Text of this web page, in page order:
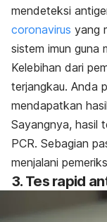
mendeteksi
coronavirus yang
sistem imun guna
Kelebihan dari
terjangkau. Anda
mendapatkan
Sayangnya, hasil
PCR. Sebagian
menjalani
3. Tes rapid